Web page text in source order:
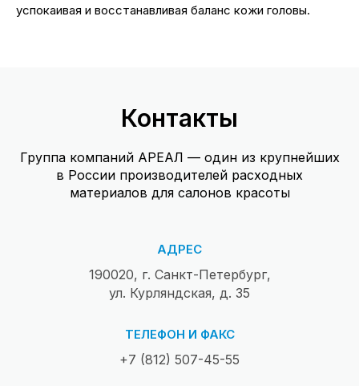
успокаивая и восстанавливая баланс кожи головы.
Контакты
Группа компаний АРЕАЛ — один из крупнейших
в России производителей расходных
материалов для салонов красоты
АДРЕС
190020, г. Санкт-Петербург,
ул. Курляндская, д. 35
ТЕЛЕФОН И ФАКС
+7 (812) 507-45-55